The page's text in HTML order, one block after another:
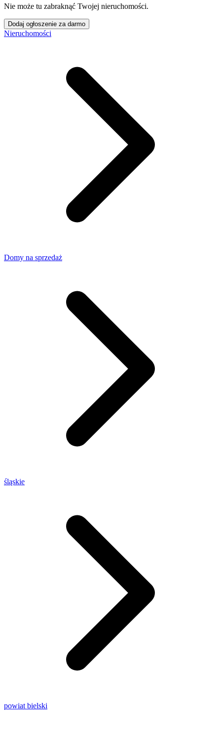
Nie może tu zabraknąć Twojej nieruchomości.
Dodaj ogłoszenie za darmo
Nieruchomości
Domy na sprzedaż
śląskie
powiat bielski